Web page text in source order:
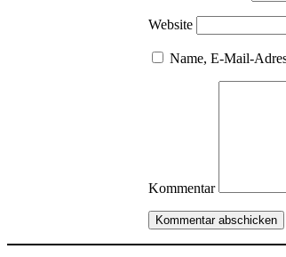
Website
Name, E-Mail-
Kommentar